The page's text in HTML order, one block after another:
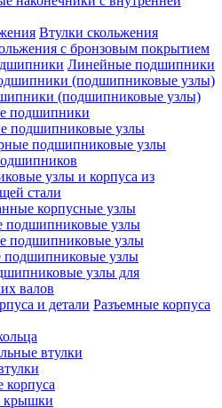
Втулки скольжения
с бронзовым покрытием
Линейные подшипники
(подшипниковые узлы)
подшипники
подшипниковые узлы
подшипниковые узлы
узлы и корпуса из
стали
корпусные узлы
подшипниковые узлы
подшипниковые узлы
узлы
узлы для
валов
Разъемные корпуса
втулки
корпуса
крышки